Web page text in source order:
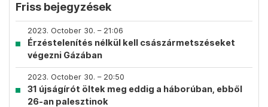
Friss bejegyzések
2023. October 30. – 21:06
Érzéstelenítés nélkül kell császármetszéseket
végezni Gázában
2023. October 30. – 20:50
31 újságírót öltek meg eddig a háborúban, ebből
26-an palesztinok